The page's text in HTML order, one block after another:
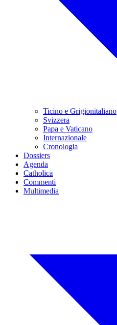
Ticino e Grigionitaliano
Svizzera
Papa e Vaticano
Internazionale
Cronologia
Dossiers
Agenda
Catholica
Commenti
Multimedia